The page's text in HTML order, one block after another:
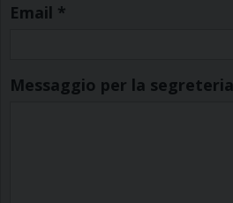
Email *
Messaggio per la segreteria